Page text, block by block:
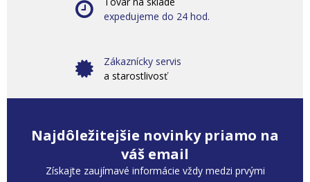
expedujeme do 24 hod.
Zákaznícky servis
a starostlivosť
Najdôležitejšie novinky priamo na
váš email
Získajte zaujímavé informácie vždy medzi prvými